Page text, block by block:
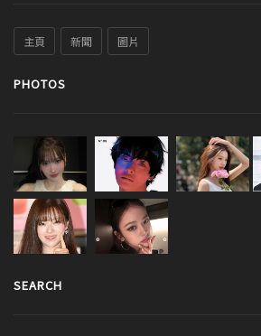
主頁 新聞 圖片
PHOTOS
SEARCH